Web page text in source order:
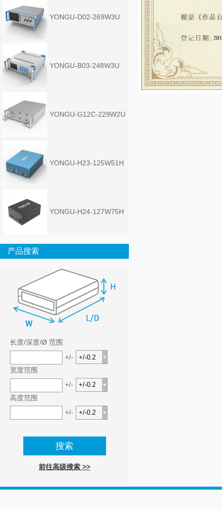
YONGU-D02-269W3U
YONGU-B03-248W3U
YONGU-G12C-229W2U
YONGU-H23-125W51H
YONGU-H24-127W75H
产品搜索
长度/深度/Ø 范围
+/-
宽度范围
+/-
高度范围
+/-
前往高级搜索 >>